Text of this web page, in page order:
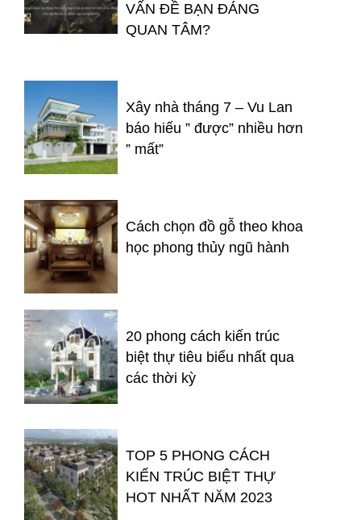
VẤN ĐỀ BẠN ĐÁNG
QUAN TÂM?
Xây nhà tháng 7 – Vu Lan
báo hiếu ” được” nhiều hơn
” mất”
Cách chọn đồ gỗ theo khoa
học phong thủy ngũ hành
20 phong cách kiến trúc
biệt thự tiêu biểu nhất qua
các thời kỳ
TOP 5 PHONG CÁCH
KIẾN TRÚC BIỆT THỰ
HOT NHẤT NĂM 2023